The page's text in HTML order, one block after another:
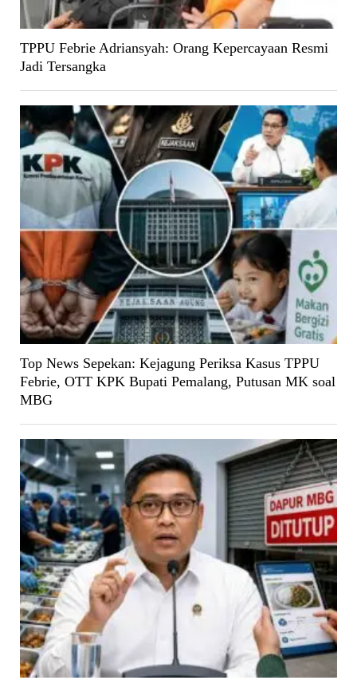
TPPU Febrie Adriansyah: Orang Kepercayaan Resmi
Jadi Tersangka
Top News Sepekan: Kejagung Periksa Kasus TPPU
Febrie, OTT KPK Bupati Pemalang, Putusan MK soal
MBG